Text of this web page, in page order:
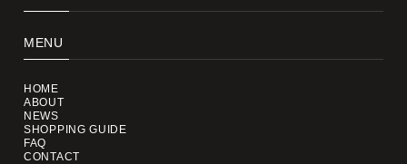
MENU
HOME
ABOUT
NEWS
SHOPPING GUIDE
FAQ
CONTACT